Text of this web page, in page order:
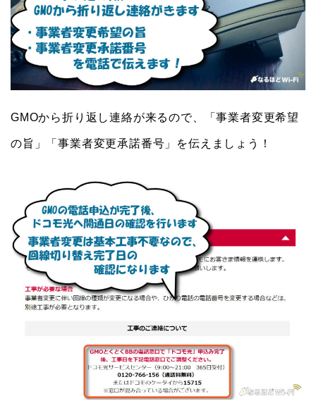
GMOから折り返し連絡が来るので、「事業者変更希望
の旨」「事業者変更承諾番号」を伝えましょう！